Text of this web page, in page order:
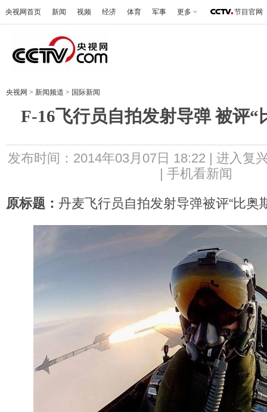
央视网首页 新闻 视频 经济 体育 军事 更多 节目官网
央视网 > 新闻频道 > 国际新闻
F-16飞行员自拍发射导弹 被评“
发布时间：2014年03月07日 18:22 | 进入复
| 手机看新闻
原标题： 丹麦飞行员自拍发射导弹被评“比奥